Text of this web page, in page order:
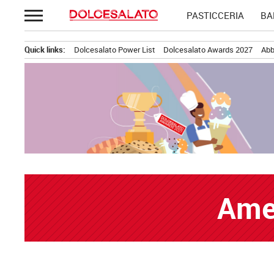
Passa
al
PASTICCERIA
Quick links: Dolcesalato Power List Dolcesalato Awards 2027